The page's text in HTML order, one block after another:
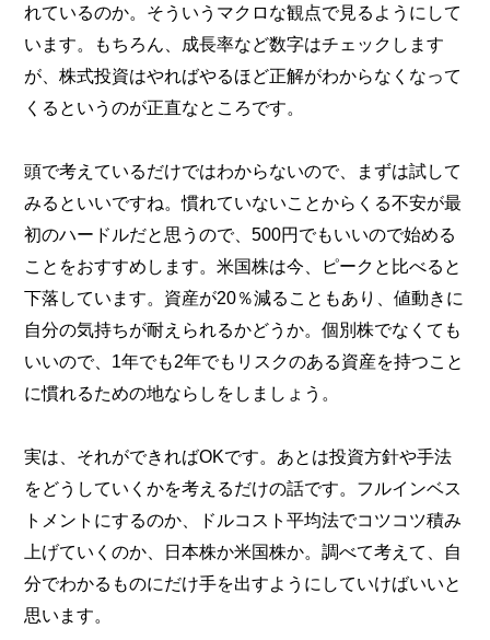
れているのか。そういうマクロな観点で見るようにして
います。もちろん、成長率など数字はチェックします
が、株式投資はやればやるほど正解がわからなくなって
くるというのが正直なところです。
頭で考えているだけではわからないので、まずは試して
みるといいですね。慣れていないことからくる不安が最
初のハードルだと思うので、500円でもいいので始める
ことをおすすめします。米国株は今、ピークと比べると
下落しています。資産が20％減ることもあり、値動きに
自分の気持ちが耐えられるかどうか。個別株でなくても
いいので、1年でも2年でもリスクのある資産を持つこと
に慣れるための地ならしをしましょう。
実は、それができればOKです。あとは投資方針や手法
をどうしていくかを考えるだけの話です。フルインベス
トメントにするのか、ドルコスト平均法でコツコツ積み
上げていくのか、日本株か米国株か。調べて考えて、自
分でわかるものにだけ手を出すようにしていけばいいと
思います。